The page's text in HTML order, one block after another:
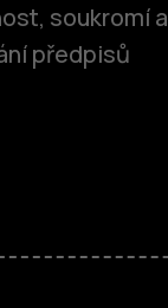
soukromí a
předpisů